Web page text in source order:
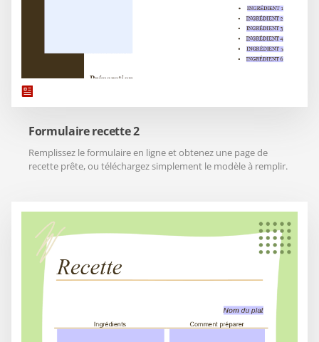
Formulaire recette 2
Remplissez le formulaire en ligne et obtenez une page de
recette prête, ou téléchargez simplement le modèle à remplir.